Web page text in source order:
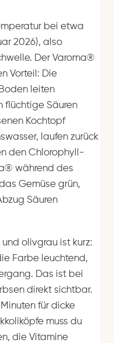
bei etwa
2026), also
Der Varoma®
Vorteil: Die
leiten
flüchtige Säuren
Kochtopf
laufen zurück
den Chlorophyll-
während des
Gemüse grün,
Säuren
olivgrau ist kurz:
Farbe leuchtend,
Das ist bei
direkt sichtbar.
für dicke
muss du
die Vitamine